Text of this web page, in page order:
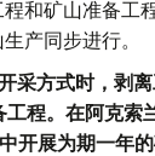
和矿山准备工
产同步进行。
采方式时，剥
工程。在阿克索
开展为期一年的